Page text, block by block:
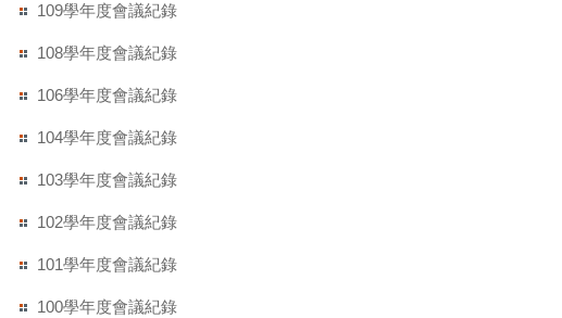
109學年度會議紀錄
108學年度會議紀錄
106學年度會議紀錄
104學年度會議紀錄
103學年度會議紀錄
102學年度會議紀錄
101學年度會議紀錄
100學年度會議紀錄